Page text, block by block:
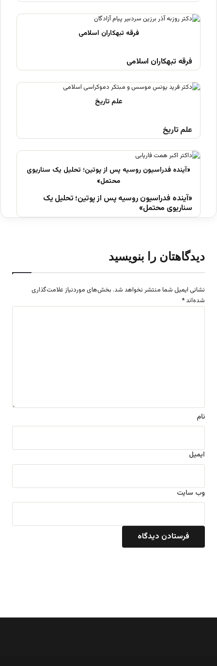
فرقه تبهکاران اسلامی
علم تاریخ
«آینده فدراسیون روسیه پس از پوتین؛ تحلیل یک
سناریوی محتمل»
دیدگاهتان را بنویسید
نشانی ایمیل شما منتشر نخواهد شد. بخش‌های موردنیاز علامت‌گذاری
شده‌اند *
نام
ایمیل
وب‌ سایت